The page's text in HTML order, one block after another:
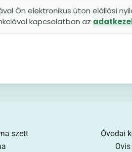
Ön elektronikus úton elállási
kapcsolatban az
szett
Óvodai
Ovis